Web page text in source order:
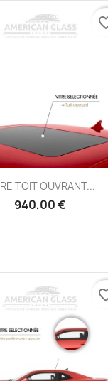
Aperçu rapide
TOIT OUVRANT...
940,00 €